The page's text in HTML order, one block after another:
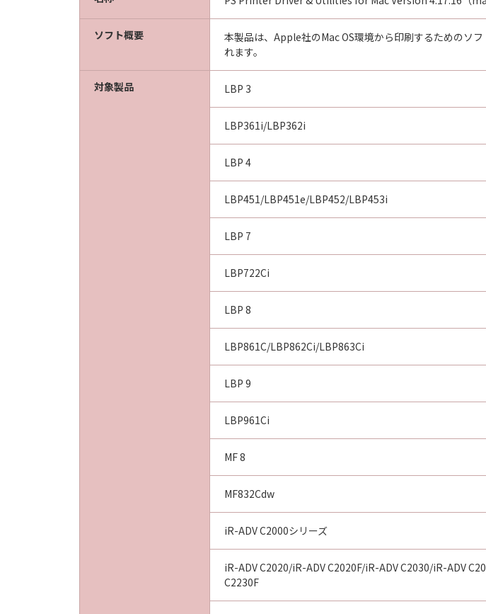
よび販売店、並びにキヤノンのライセンサーは、「許諾ソフトウェ
トウェア」に欠陥がないことを含め、いかなる保証もしません。
キヤノン、キヤノンの子会社、それらの販売代理店および販売店、
使用した結果として生ずるあらゆる行為について、一切の責任を明
行または不法行為によりお客様に損害が生じた場合、いかなる損害(
に限定されない全ての損害をいいます。) についても、一切の責任を
お客様とキヤノンとの間の本契約が消費者契約法に定める消費者契
仕様に不一致の場合についてのキヤノン、キヤノンの子会社、それ
の責任およびお客様の唯一の救済は、前項の規定にかかわらず、当
実施または「許諾ソフトウェア」の修正版の作成および提供のみで
並びにキヤノンのライセンサーは、お客様による「許諾ソフトウェ
原因で当該問題が生じた場合、前記の責任を負いません。ただし、
重過失による債務不履行または不法行為に起因して「許諾ソフトウ
キヤノン、キヤノンの子会社、それらの販売代理店および販売店、
因または関連してお客様と第三者との間に生じるいかなる紛争につ
５．サポートおよびアップデート
キヤノン、キヤノンの子会社、それらの販売代理店および販売店、
ンスおよびお客様による「許諾ソフトウェア」の使用の支援、並び
ポートの提供について、いかなる責任を負うものでもありません。
お客様は、日本国政府または該当国の政府より必要な認可等を得る
間接に輸出してはなりません。
本契約は、お客様が本契約とともに提供される同意を示すボタンを
ソフト概要
本製品は、Apple社のMac OS環境から印刷するためのソ
れます。
対象製品 LBP 3
LBP361i/LBP362i
LBP 4
LBP451/LBP451e/LBP452/LBP453i
LBP 7
LBP722Ci
LBP 8
LBP861C/LBP862Ci/LBP863Ci
LBP 9
LBP961Ci
MF 8
MF832Cdw
iR-ADV C2000シリーズ
iR-ADV C2020/iR-ADV C2020F/iR-ADV C2030/iR-ADV
C2230F